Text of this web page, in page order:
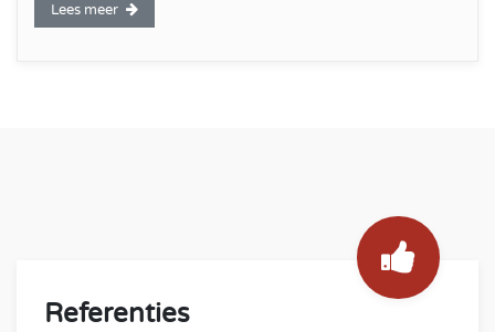
Lees meer
Referenties